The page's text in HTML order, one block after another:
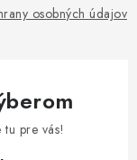
osobných údajov
pre vás!